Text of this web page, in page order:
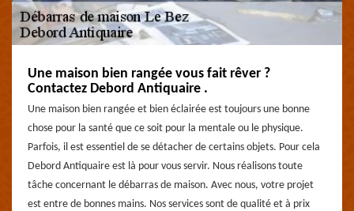
Une maison bien rangée vous fait rêver ?
Contactez Debord Antiquaire .
Une maison bien rangée et bien éclairée est toujours une bonne
chose pour la santé que ce soit pour la mentale ou le physique.
Parfois, il est essentiel de se détacher de certains objets. Pour cela
Debord Antiquaire est là pour vous servir. Nous réalisons toute
tâche concernant le débarras de maison. Avec nous, votre projet
est entre de bonnes mains. Nos services sont de qualité et à prix